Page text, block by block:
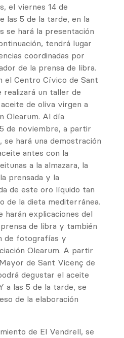
el viernes 14 de
las 5 de la tarde, en la
se hará la presentación
tendrá lugar
coordinadas por
de la prensa de libra.
el Centro Cívico de Sant
realizará un taller de
de oliva virgen a
Olearum. Al día
de noviembre, a partir
se hará una demostración
antes con la
a la almazara, la
prensada y la
de este oro líquido tan
de la dieta mediterránea.
harán explicaciones del
de libra y también
de fotografías y
Olearum. A partir
de Sant Vicenç de
degustar el aceite
a las 5 de la tarde, se
de la elaboración
de El Vendrell, se